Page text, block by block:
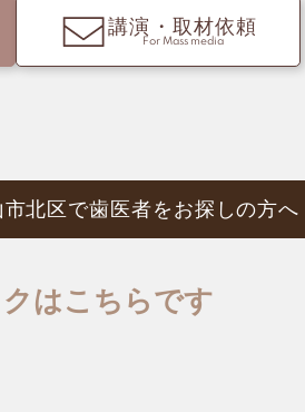
講演・取材依頼
For Mass media
市北区で歯医者をお探しの方へ
はこちらです